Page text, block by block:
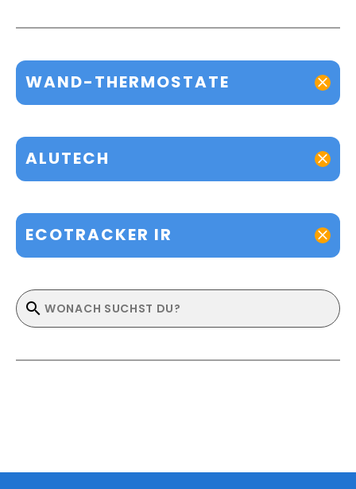
WAND-THERMOSTATE
ALUTECH
ECOTRACKER IR